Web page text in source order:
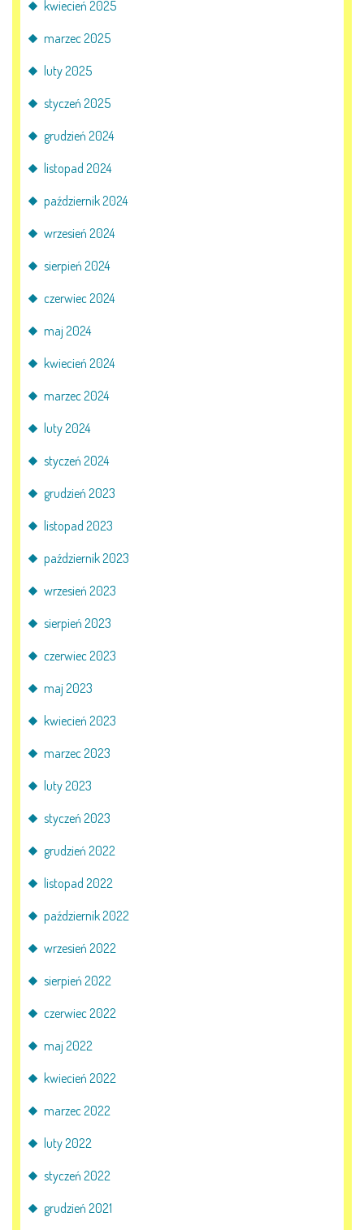
AKTUALNOŚCI
REKRUTACJA
DOKUMENTY DO POBRANIA
COVID – 19
BIP
E-DZIENNIK
REJESTRACJA KONTA
KONTAKT
kwiecień 2025
marzec 2025
luty 2025
styczeń 2025
grudzień 2024
listopad 2024
październik 2024
wrzesień 2024
sierpień 2024
czerwiec 2024
maj 2024
kwiecień 2024
marzec 2024
luty 2024
styczeń 2024
grudzień 2023
listopad 2023
październik 2023
wrzesień 2023
sierpień 2023
czerwiec 2023
maj 2023
kwiecień 2023
marzec 2023
luty 2023
styczeń 2023
grudzień 2022
listopad 2022
październik 2022
wrzesień 2022
sierpień 2022
czerwiec 2022
maj 2022
kwiecień 2022
marzec 2022
luty 2022
styczeń 2022
grudzień 2021